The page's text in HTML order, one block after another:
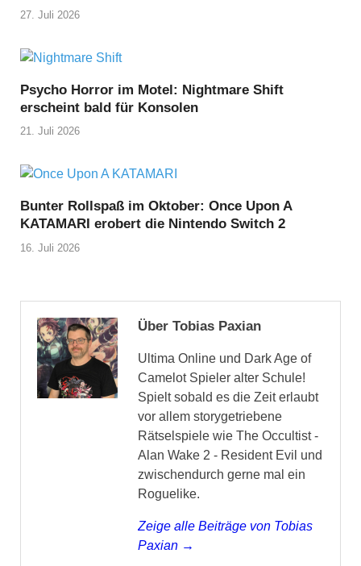
27. Juli 2026
Psycho Horror im Motel: Nightmare Shift
erscheint bald für Konsolen
21. Juli 2026
Bunter Rollspaß im Oktober: Once Upon A
KATAMARI erobert die Nintendo Switch 2
16. Juli 2026
Über Tobias Paxian
Ultima Online und Dark Age of
Camelot Spieler alter Schule!
Spielt sobald es die Zeit erlaubt
vor allem storygetriebene
Rätselspiele wie The Occultist -
Alan Wake 2 - Resident Evil und
zwischendurch gerne mal ein
Roguelike.
Zeige alle Beiträge von Tobias
Paxian →